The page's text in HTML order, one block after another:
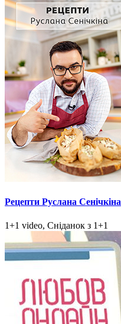
Рецепти Руслана Сенічкіна
1+1 video, Сніданок з 1+1